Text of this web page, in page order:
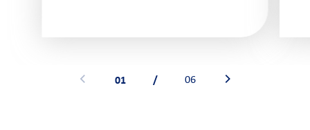
Voir la bannière précédente
01 / 06